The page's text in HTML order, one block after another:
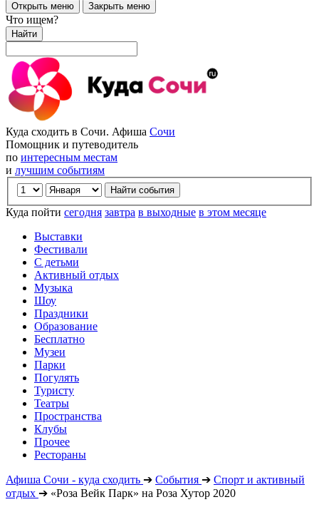
Открыть меню Закрыть меню
Что ищем?
Найти
Куда сходить в Сочи. Афиша Сочи
Помощник и путеводитель
по интересным местам
и лучшим событиям
Куда пойти сегодня завтра в выходные в этом месяце
Выставки
Фестивали
С детьми
Активный отдых
Музыка
Шоу
Праздники
Образование
Бесплатно
Музеи
Парки
Погулять
Туристу
Театры
Пространства
Клубы
Прочее
Рестораны
Афиша Сочи - куда сходить ➔ События ➔ Спорт и активный
отдых ➔ «Роза Вейк Парк» на Роза Хутор 2020